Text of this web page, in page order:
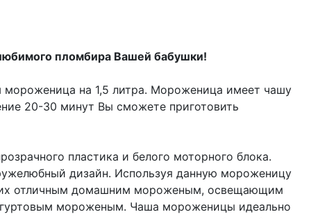
пломбира Вашей бабушки!
мороженица на 1,5 литра. Мороженица имеет чашу
20-30 минут Вы сможете приготовить
пластика и белого моторного блока.
дизайн. Используя данную мороженицу
отличным домашним мороженым, освещающим
мороженым. Чаша мороженицы идеально